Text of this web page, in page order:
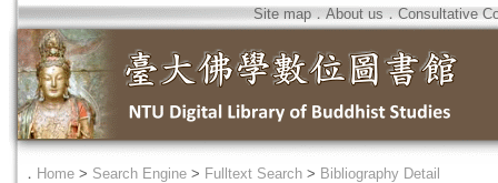
Site map．About us ． Consultative
． Home > Search Engine > Fulltext Search > Bibliography Detail